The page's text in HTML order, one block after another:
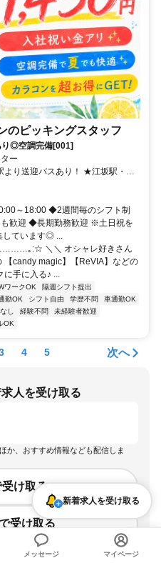
のピッキングスタッフ
り◎空調完備[001]
ー
り送迎バスあり！ ★江坂駅・東
～18:00 ◆2週間毎のシフト制
歓迎 ◆長期勤務歓迎 ※土日祝を
ています◎ ...
｡:☆ ＼＼ オシャレ好きさん
【candy magic】【ReVIA】などの
手に入る♪ ...
ワークOK
隔週シフト提出
勤OK シフト自由 学歴不問
車通勤OK
し 経験不問
未経験者歓迎
OK
4 5 次へ
人を受け取る
か、おすすめ情報なども配信しま
受け取る
受け取る
新着求人を受け取る
メッセージ マイページ